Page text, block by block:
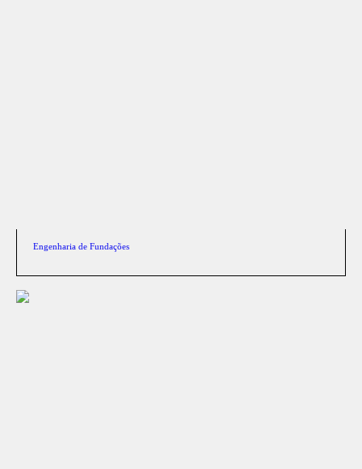
Engenharia de Fundações